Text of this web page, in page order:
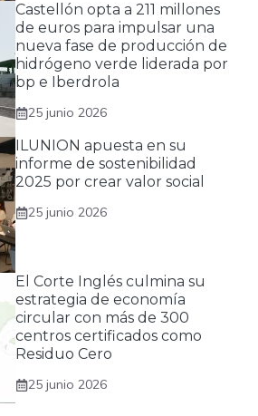
Castellón opta a 211 millones
de euros para impulsar una
nueva fase de producción de
hidrógeno verde liderada por
bp e Iberdrola
25 junio 2026
ILUNION apuesta en su
informe de sostenibilidad
2025 por crear valor social
25 junio 2026
El Corte Inglés culmina su
estrategia de economía
circular con más de 300
centros certificados como
Residuo Cero
25 junio 2026